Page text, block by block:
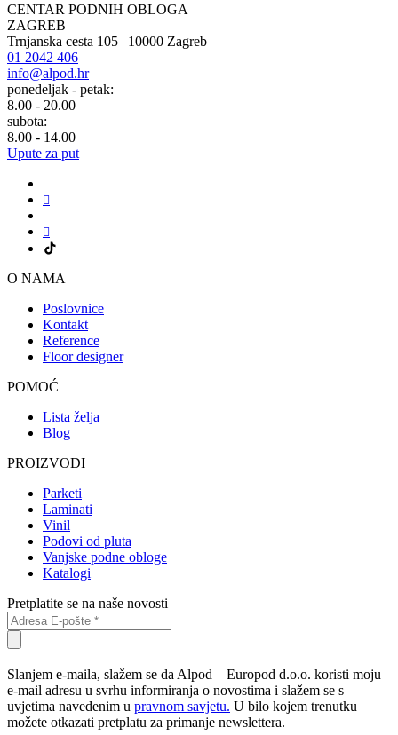
CENTAR PODNIH OBLOGA
ZAGREB
Trnjanska cesta 105 | 10000 Zagreb
01 2042 406
info@alpod.hr
ponedeljak - petak:
8.00 - 20.00
subota:
8.00 - 14.00
Upute za put
O NAMA
Poslovnice
Kontakt
Reference
Floor designer
POMOĆ
Lista želja
Blog
PROIZVODI
Parketi
Laminati
Vinil
Podovi od pluta
Vanjske podne obloge
Katalogi
Pretplatite se na naše novosti
Slanjem e-maila, slažem se da Alpod – Europod d.o.o. koristi moju
e-mail adresu u svrhu informiranja o novostima i slažem se s
uvjetima navedenim u pravnom savjetu. U bilo kojem trenutku
možete otkazati pretplatu za primanje newslettera.